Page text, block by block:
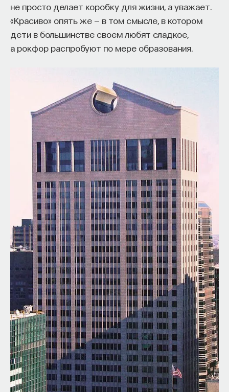
не просто делает коробку для жизни, а уважает.
«Красиво» опять же — в том смысле, в котором
дети в большинстве своем любят сладкое,
а рокфор распробуют по мере образования.
Ивар Максутов
издатель, сооснователь Редакционно-
издательского дома "ПостНаука", религиовед
Сения Долгачева
редактор ПостНауки
ИСКУССТВЕННЫЙ ИНТЕЛЛЕКТ
220 публикаций
ИСКУССТВЕННЫЙ ИНТЕЛЛЕКТ УНИВЕРСИТЕТ
АКАДЕМИЧЕСКАЯ СРЕДА ОБУЧЕНИЕ
НЕЙРОСЕТЕВЫЕ АРХИТЕКТУРЫ
СТРОИТЕЛИ БУДУЩЕГО
ПАРТНЁР ПРОЕКТА
Что такое партнёрский материал?